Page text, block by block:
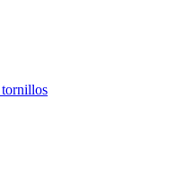
tornillos